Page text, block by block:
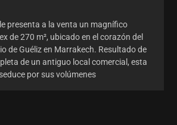
presenta a la venta un magnífico
de 270 m², ubicado en el corazón del
de Guéliz en Marrakech. Resultado de
de un antiguo local comercial, esta
por sus volúmenes